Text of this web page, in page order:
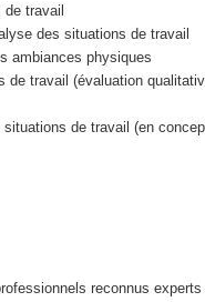
travail
des situations de travail
ambiances physiques
de travail (évaluation
de travail (en
reconnus